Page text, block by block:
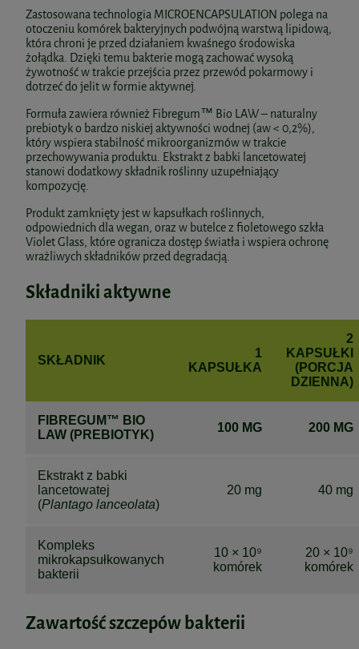
Zastosowana technologia MICROENCAPSULATION polega na
otoczeniu komórek bakteryjnych podwójną warstwą lipidową,
która chroni je przed działaniem kwaśnego środowiska
żołądka. Dzięki temu bakterie mogą zachować wysoką
żywotność w trakcie przejścia przez przewód pokarmowy i
dotrzeć do jelit w formie aktywnej.
Formuła zawiera również Fibregum™ Bio LAW – naturalny
prebiotyk o bardzo niskiej aktywności wodnej (aw < 0,2%),
który wspiera stabilność mikroorganizmów w trakcie
przechowywania produktu. Ekstrakt z babki lancetowatej
stanowi dodatkowy składnik roślinny uzupełniający
kompozycję.
Produkt zamknięty jest w kapsułkach roślinnych,
odpowiednich dla wegan, oraz w butelce z fioletowego szkła
Violet Glass, które ogranicza dostęp światła i wspiera ochronę
wrażliwych składników przed degradacją.
Składniki aktywne
SKŁADNIK
1
KAPSUŁKA
2
KAPSUŁKI
(PORCJA
DZIENNA)
FIBREGUM™ BIO
LAW (PREBIOTYK)
100 MG 200 MG
Ekstrakt z babki
lancetowatej
(Plantago lanceolata)
20 mg 40 mg
Kompleks
mikrokapsułkowanych
bakterii
10 × 10⁹
komórek
20 × 10⁹
komórek
Zawartość szczepów bakterii